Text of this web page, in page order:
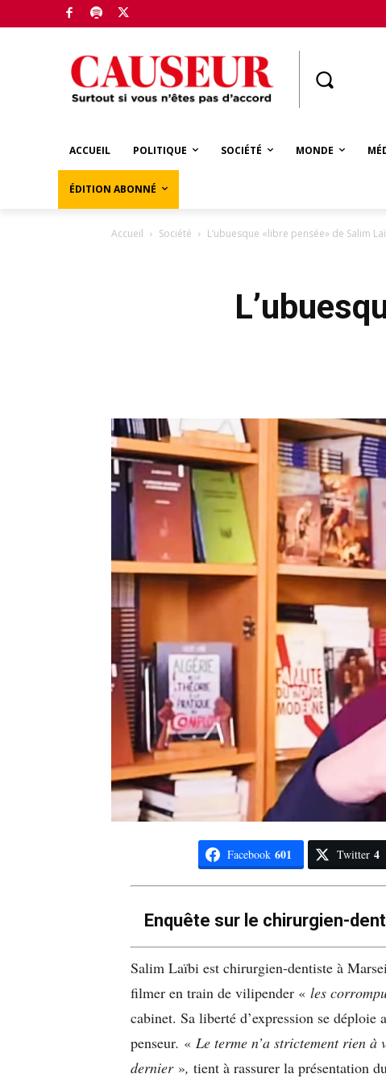
ACCUEIL POLITIQUE SOCIÉTÉ MONDE
ÉDITION ABONNÉ
Accueil Société L’ubuesque «libre pensée» de Salim
Facebook 601 Twitter 4
Enquête sur le chirurgien-
Salim Laïbi est chirurgien-dentiste à
filmer en train de vilipender « les
cabinet. Sa liberté d’expression se
penseur. « Le terme n’a strictement rien à
dernier », tient à rassurer la présentation